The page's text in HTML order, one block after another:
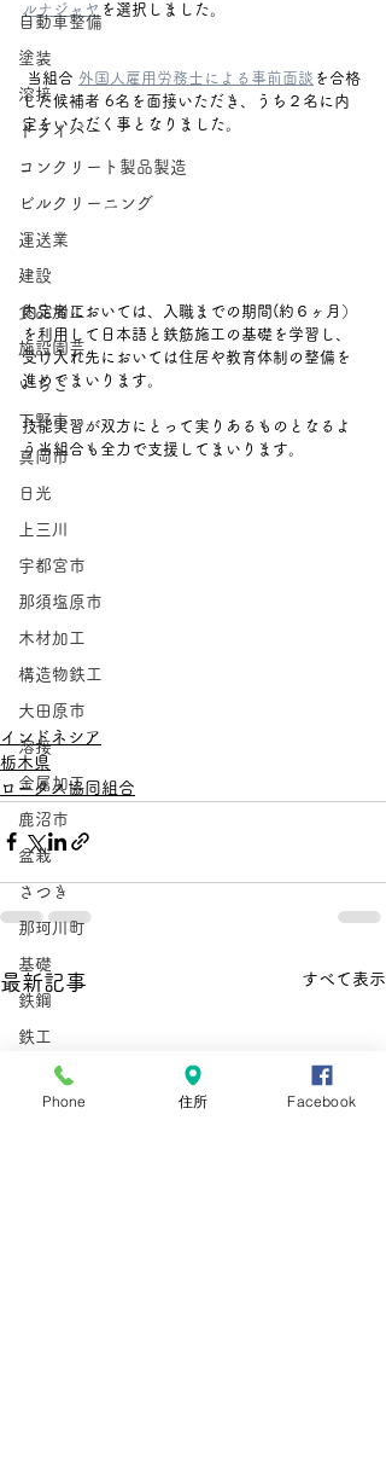
自動車整備
塗装
溶接
ドライバー
コンクリート製品製造
ビルクリーニング
運送業
建設
食品加工
施設園芸
いちご
下野市
真岡市
日光
上三川
宇都宮市
那須塩原市
木材加工
構造物鉄工
大田原市
溶接
金属加工
鹿沼市
盆栽
さつき
那珂川町
基礎
鉄鋼
鉄工
非加熱水産加工
外国人雇用労務士
ルナジャヤ を選択しました。
当組合 外国人雇用労務士による事前面談 を合格
した候補者 6名を面接いただき、うち２名に内
定をいただく事となりました。
内定者においては、入職までの期間(約６ヶ月）
を利用して日本語と鉄筋施工の基礎を学習し、
受け入れ先においては住居や教育体制の整備を
進めてまいります。
技能実習が双方にとって実りあるものとなるよ
う当組合も全力で支援してまいります。
インドネシア
栃木県
ロータス協同組合
最新記事 すべて表示
Phone 住所 Facebook